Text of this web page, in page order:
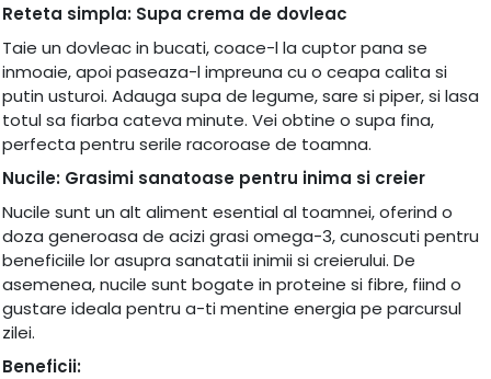
Reteta simpla: Supa crema de dovleac
Taie un dovleac in bucati, coace-l la cuptor pana se
inmoaie, apoi paseaza-l impreuna cu o ceapa calita si
putin usturoi. Adauga supa de legume, sare si piper, si lasa
totul sa fiarba cateva minute. Vei obtine o supa fina,
perfecta pentru serile racoroase de toamna.
Nucile: Grasimi sanatoase pentru inima si creier
Nucile sunt un alt aliment esential al toamnei, oferind o
doza generoasa de acizi grasi omega-3, cunoscuti pentru
beneficiile lor asupra sanatatii inimii si creierului. De
asemenea, nucile sunt bogate in proteine si fibre, fiind o
gustare ideala pentru a-ti mentine energia pe parcursul
zilei.
Beneficii: